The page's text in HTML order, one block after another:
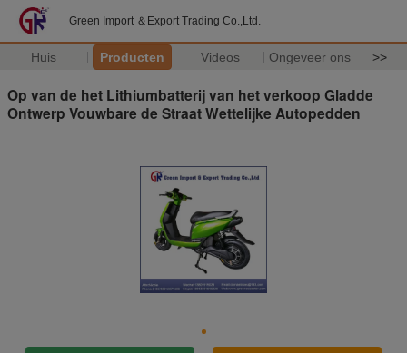
Green Import ＆Export Trading Co.,Ltd.
Huis Producten Videos Ongeveer ons >>
Op van de het Lithiumbatterij van het verkoop Gladde
Ontwerp Vouwbare de Straat Wettelijke Autopedden